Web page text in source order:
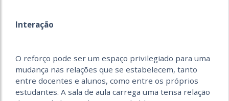
Interação
O reforço pode ser um espaço privilegiado para uma
mudança nas relações que se estabelecem, tanto
entre docentes e alunos, como entre os próprios
estudantes. A sala de aula carrega uma tensa relação